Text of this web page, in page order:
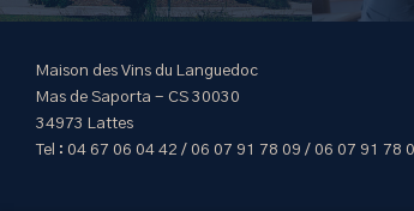
Maison des Vins du Languedoc
Mas de Saporta - CS 30030
34973 Lattes
Tel : 04 67 06 04 42 / 06 07 91 78 09 / 06 07 91 78